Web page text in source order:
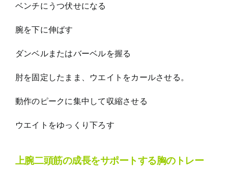
ベンチにうつ伏せになる
腕を下に伸ばす
ダンベルまたはバーベルを握る
肘を固定したまま、ウエイトをカールさせる。
動作のピークに集中して収縮させる
ウエイトをゆっくり下ろす
上腕二頭筋の成長をサポートする胸のトレー